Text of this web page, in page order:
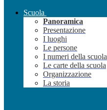
Scuola
Panoramica
Presentazione
I luoghi
Le persone
I numeri della scuola
Le carte della scuola
Organizzazione
La storia